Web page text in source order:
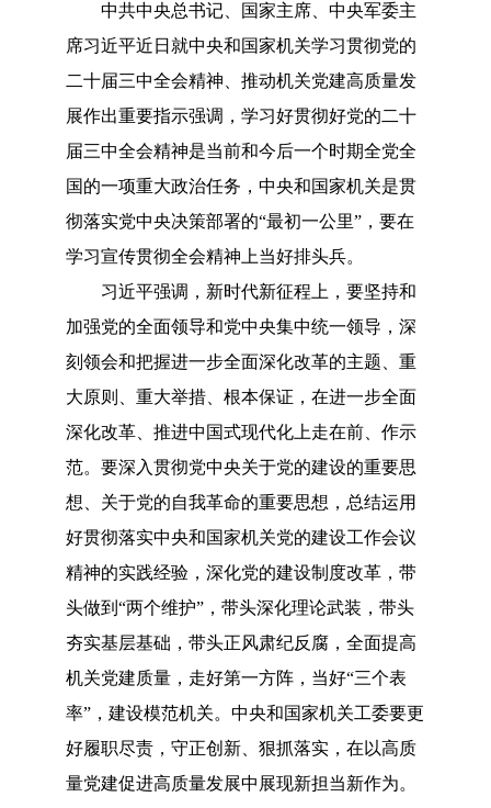
中共中央总书记、国家主席、中央军委主
席习近平近日就中央和国家机关学习贯彻党的
二十届三中全会精神、推动机关党建高质量发
展作出重要指示强调，学习好贯彻好党的二十
届三中全会精神是当前和今后一个时期全党全
国的一项重大政治任务，中央和国家机关是贯
彻落实党中央决策部署的“最初一公里”，要在
学习宣传贯彻全会精神上当好排头兵。
习近平强调，新时代新征程上，要坚持和
加强党的全面领导和党中央集中统一领导，深
刻领会和把握进一步全面深化改革的主题、重
大原则、重大举措、根本保证，在进一步全面
深化改革、推进中国式现代化上走在前、作示
范。要深入贯彻党中央关于党的建设的重要思
想、关于党的自我革命的重要思想，总结运用
好贯彻落实中央和国家机关党的建设工作会议
精神的实践经验，深化党的建设制度改革，带
头做到 “两个维护”，带头深化理论武装，带头
夯实基层基础，带头正风肃纪反腐，全面提高
机关党建质量，走好第一方阵，当好“三个表
率”，建设模范机关。中央和国家机关工委要更
好履职尽责，守正创新、狠抓落实，在以高质
量党建促进高质量发展中展现新担当新作为。